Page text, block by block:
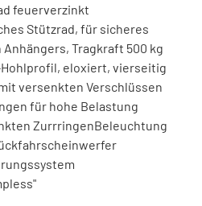
feuerverzinkt
Stützrad, für sicheres
Tragkraft 500 kg
eloxiert, vierseitig
versenkten Verschlüssen
für hohe Belastung
ZurrringenBeleuchtung